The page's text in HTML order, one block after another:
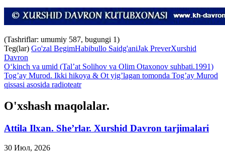
(Tashriflar: umumiy 587, bugungi 1)
Teg(lar) Go'zal BegimHabibullo Saidg'aniJak PreverXurshid
Davron
O‘kinch va umid (Tal’at Solihov va Olim Otaxonov suhbati.1991)
Tog’ay Murod. Ikki hikoya & Ot yig’lagan tomonda Tog’ay Murod
qissasi asosida radioteatr
O'xshash maqolalar.
Attila Ilxan. She’rlar. Xurshid Davron tarjimalari
30 Июл, 2026